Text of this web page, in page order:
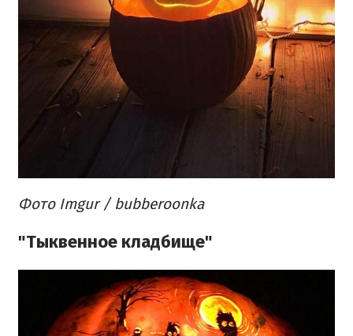
Фото Imgur / bubberoonka
"Тыквенное кладбище"